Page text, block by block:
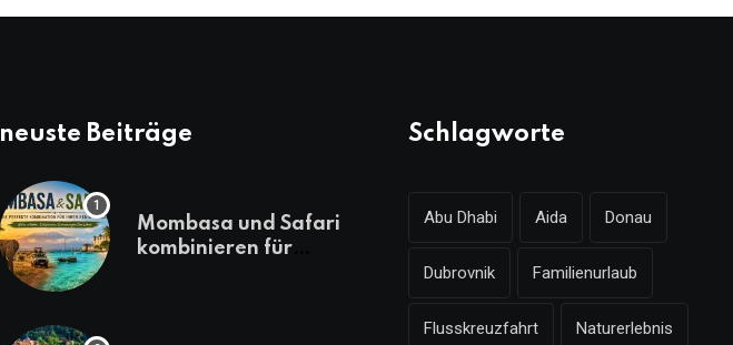
neuste Beiträge
Mombasa und Safari
kombinieren für
Schlagworte
Abu Dhabi Aida Donau
Dubrovnik Familienurlaub
Flusskreuzfahrt Naturerlebnis